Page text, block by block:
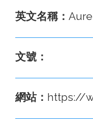
英文名稱：
文號：
網站： https://